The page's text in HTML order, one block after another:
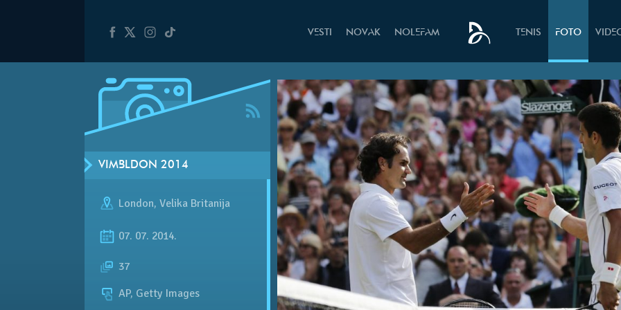
VESTI NOVAK NOLEFAM TENIS FOTO
VIMBLDON 2014
London, Velika Britanija
07. 07. 2014.
37
AP, Getty Images